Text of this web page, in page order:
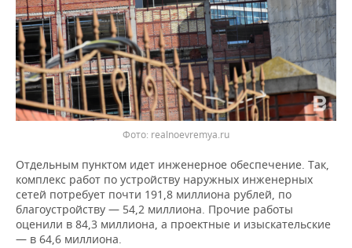
Фото: realnoevremya.ru
Отдельным пунктом идет инженерное обеспечение. Так,
комплекс работ по устройству наружных инженерных
сетей потребует почти 191,8 миллиона рублей, по
благоустройству — 54,2 миллиона. Прочие работы
оценили в 84,3 миллиона, а проектные и изыскательские
— в 64,6 миллиона.